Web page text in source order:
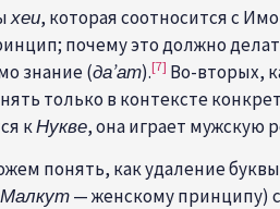
хеи, которая соотносится с
почему это должно
знание (да’ат).[7] Во-вторых,
только в контексте
кНукве, она играет мужскую
понять, как удаление
— женскому принципу)